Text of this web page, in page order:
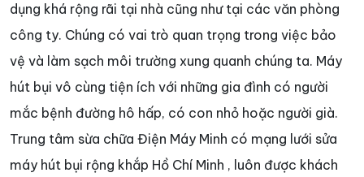
dụng khá rộng rãi tại nhà cũng như tại các văn phòng
công ty. Chúng có vai trò quan trọng trong việc bảo
vệ và làm sạch môi trường xung quanh chúng ta. Máy
hút bụi vô cùng tiện ích với những gia đình có người
mắc bệnh đường hô hấp, có con nhỏ hoặc người già.
Trung tâm sừa chữa Điện Máy Minh có mạng lưới sửa
máy hút bụi rộng khắp Hồ Chí Minh , luôn được khách